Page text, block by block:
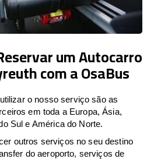
um Autocarro
com a OsaBus
o nosso serviço são as
em toda a Europa, Ásia,
Sul e América do Norte.
outros serviços no seu destino
do aeroporto, serviços de